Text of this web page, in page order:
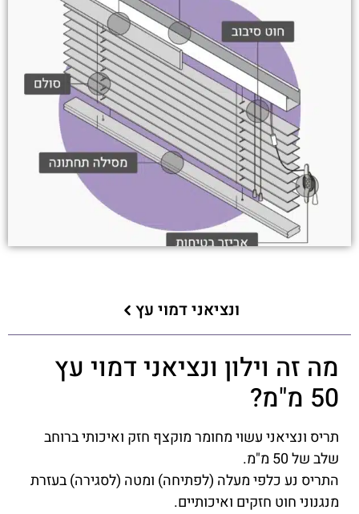
ונציאני דמוי עץ
מה זה וילון ונציאני דמוי עץ
50 מ"מ?
תריס ונציאני עשוי מחומר מוקצף חזק ואיכותי ברוחב
שלב של 50 מ"מ.
התריס נע כלפי מעלה (לפתיחה) ומטה (לסגירה) בעזרת
מנגנוני חוט חזקים ואיכותיים.